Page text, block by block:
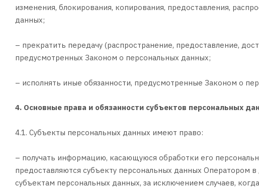
изменения, блокирования, копирования, предоставления,
данных;
– прекратить передачу (распространение, предоставление,
предусмотренных Законом о персональных данных;
– исполнять иные обязанности, предусмотренные Законом о
4. Основные права и обязанности субъектов персональных
4.1. Субъекты персональных данных имеют право:
– получать информацию, касающуюся обработки его
предоставляются субъекту персональных данных Оператором
субъектам персональных данных, за исключением случаев,